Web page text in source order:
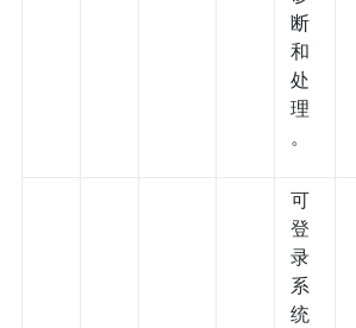
断
和
处
理
。
可
登
录
系
统